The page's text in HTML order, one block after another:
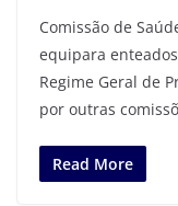
Comissão de
equipara
Regime Geral de
por outras
Read More